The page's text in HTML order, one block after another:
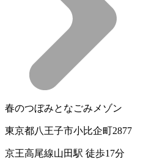
春のつぼみとなごみメゾン
東京都八王子市小比企町2877
京王高尾線山田駅 徒歩17分